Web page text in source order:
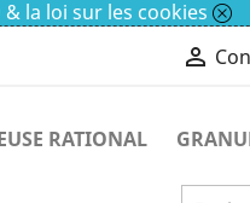
la loi sur les cookies

RATIONAL